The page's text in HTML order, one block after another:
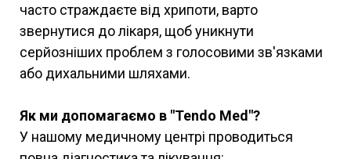
часто страждаєте від хрипоти, варто
звернутися до лікаря, щоб уникнути
серйозніших проблем з голосовими зв'язками
або дихальними шляхами.
Як ми допомагаємо в "Tendo Med"?
У нашому медичному центрі проводиться